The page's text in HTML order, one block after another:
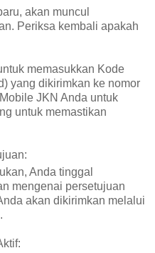
akan muncul
Periksa kembali apakah
memasukkan Kode
yang dikirimkan ke nomor
JKN Anda untuk
untuk memastikan
Anda tinggal
mengenai persetujuan
akan dikirimkan melalui